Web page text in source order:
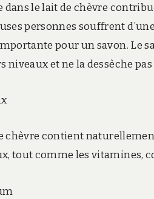
dans le lait de chèvre
personnes souffrent
pour un savon. Le
niveaux et ne la dessèche
chèvre contient
tout comme les vitamines,